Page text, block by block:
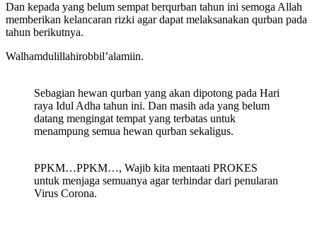
Dan kepada yang belum sempat berqurban tahun ini semoga Allah
memberikan kelancaran rizki agar dapat melaksanakan qurban pada
tahun berikutnya.
Walhamdulillahirobbil’alamiin.
Sebagian hewan qurban yang akan dipotong pada Hari
raya Idul Adha tahun ini. Dan masih ada yang belum
datang mengingat tempat yang terbatas untuk
menampung semua hewan qurban sekaligus.
PPKM…PPKM…, Wajib kita mentaati PROKES
untuk menjaga semuanya agar terhindar dari penularan
Virus Corona.